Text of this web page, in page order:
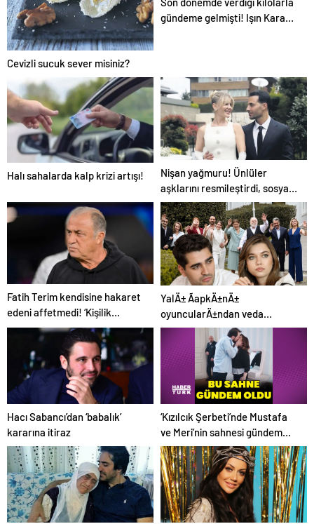
Cevizli sucuk sever misiniz?
gündeme gelmişti! Işın Karaca
Halı sahalarda kalp krizi artışı!
Nişan yağmuru! Ünlüler
aşklarını resmileştirdi, sosyal
medya yıkıldı
Fatih Terim kendisine hakaret
edeni affetmedi! ‘Kişilik
haklarıma saldırdı rencide
edildim’
YalÄ± ÃapkÄ±nÄ±
oyuncularÄ±ndan veda
paylaÅÄ±mlarÄ±
Hacı Sabancı’dan ‘babalık’
kararına itiraz
‘Kızılcık Şerbeti’nde Mustafa
ve Meri’nin sahnesi gündem
oldu